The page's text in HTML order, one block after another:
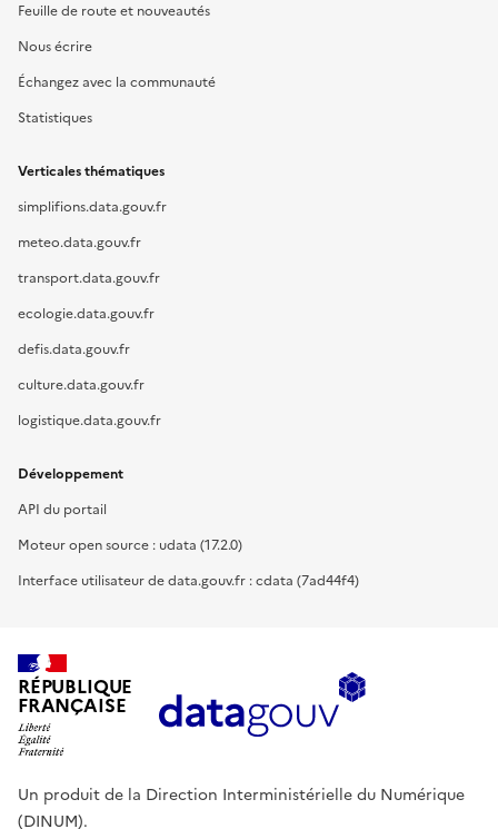
Feuille de route et nouveautés
Nous écrire
Échangez avec la communauté
Statistiques
Verticales thématiques
simplifions.data.gouv.fr
meteo.data.gouv.fr
transport.data.gouv.fr
ecologie.data.gouv.fr
defis.data.gouv.fr
culture.data.gouv.fr
logistique.data.gouv.fr
Développement
API du portail
Moteur open source : udata (17.2.0)
Interface utilisateur de data.gouv.fr : cdata (7ad44f4)
RÉPUBLIQUE
FRANÇAISE
Un produit de la Direction Interministérielle du Numérique
(DINUM).